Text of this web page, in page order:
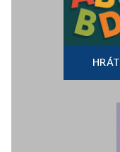
HRÁT